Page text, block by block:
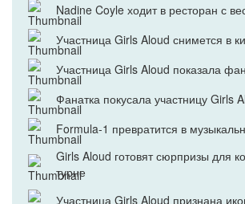
Nadine Coyle ходит в ресторан с
Участница Girls Aloud снимется в
Участница Girls Aloud показала
Фанатка покусала участницу Girls
Formula-1 превратится в
Girls Aloud готовят сюрпризы для
турне
Участница Girls Aloud признана